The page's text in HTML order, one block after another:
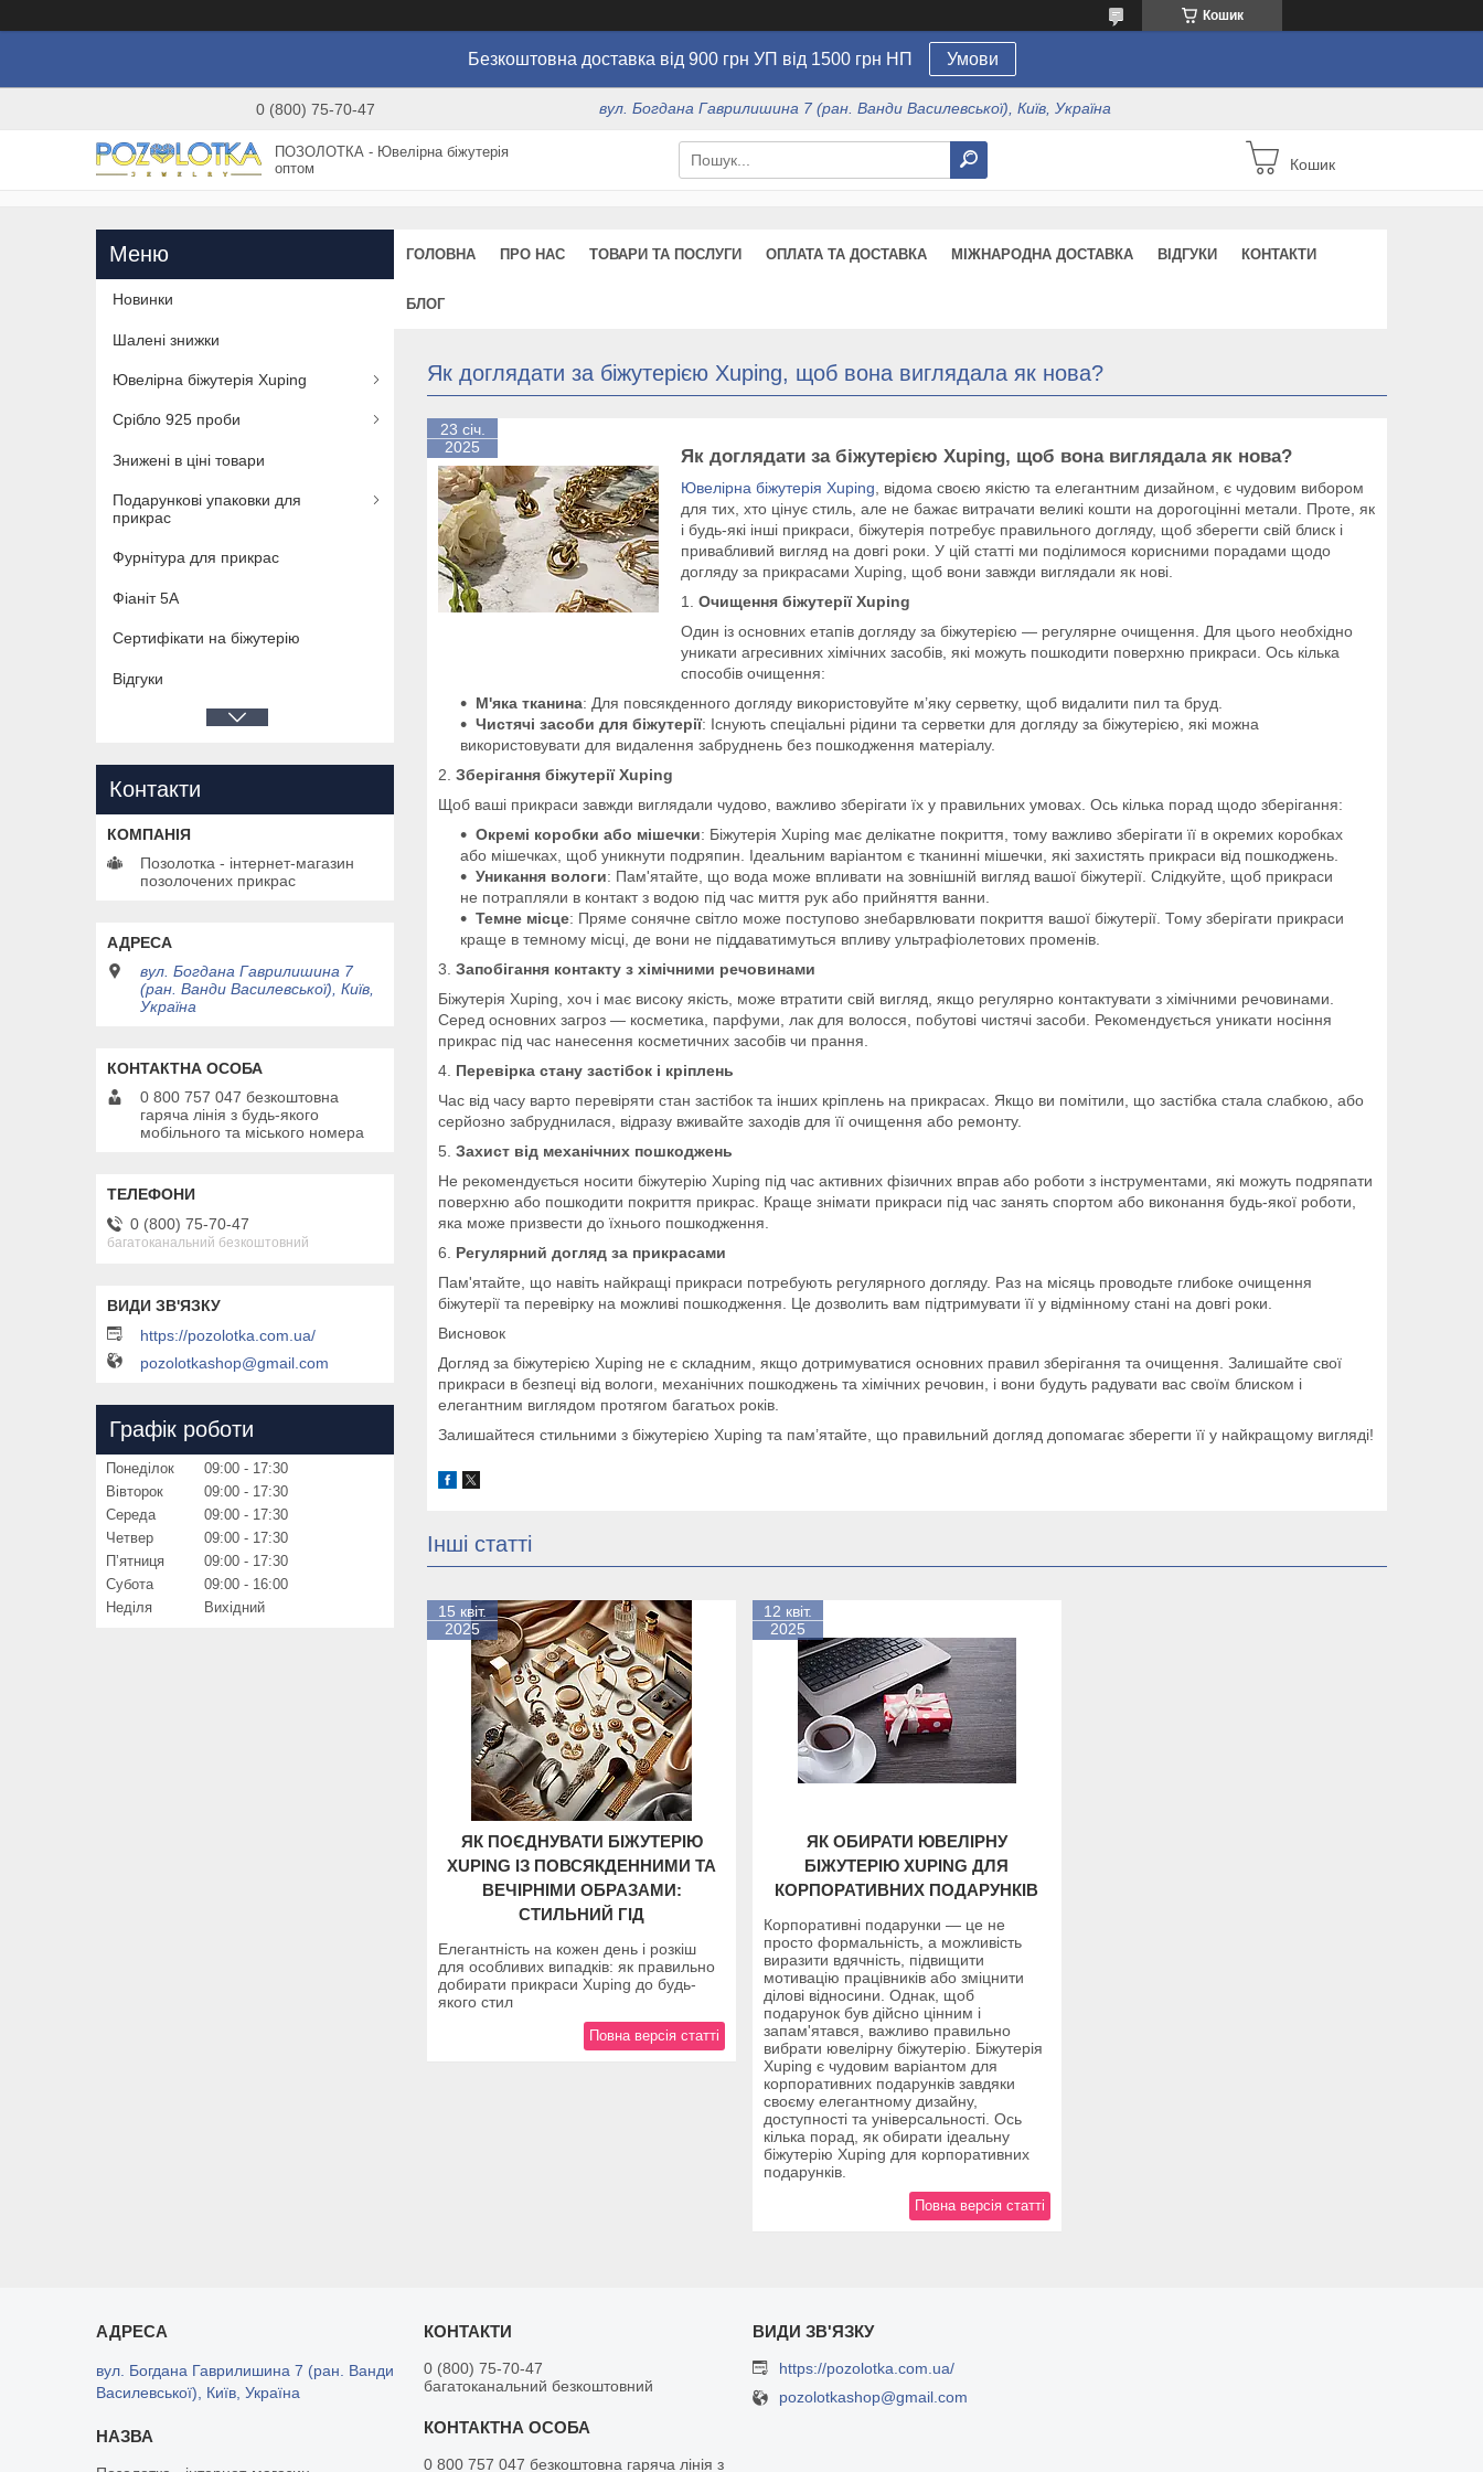
Кошик
Безкоштовна доставка від 900 грн УП від 1500 грн НП Умови
0 (800) 75-70-47 вул. Богдана Гаврилишина 7 (ран. Ванди Василевської), Київ, Україна
ПОЗОЛОТКА - Ювелірна біжутерія
оптом
Кошик
ГОЛОВНА ПРО НАС ТОВАРИ ТА ПОСЛУГИ ОПЛАТА ТА ДОСТАВКА МІЖНАРОДНА ДОСТАВКА ВІДГУКИ КОНТАКТИ
БЛОГ
Як доглядати за біжутерією Xuping, щоб вона виглядала як нова?
23 січ.
2025
Як доглядати за біжутерією Xuping, щоб вона виглядала як нова?
Ювелірна біжутерія Xuping , відома своєю якістю та елегантним дизайном, є чудовим вибором
для тих, хто цінує стиль, але не бажає витрачати великі кошти на дорогоцінні метали. Проте, як
і будь-які інші прикраси, біжутерія потребує правильного догляду, щоб зберегти свій блиск і
привабливий вигляд на довгі роки. У цій статті ми поділимося корисними порадами щодо
догляду за прикрасами Xuping, щоб вони завжди виглядали як нові.
1. Очищення біжутерії Xuping
Один із основних етапів догляду за біжутерією — регулярне очищення. Для цього необхідно
уникати агресивних хімічних засобів, які можуть пошкодити поверхню прикраси. Ось кілька
способів очищення:
М'яка тканина: Для повсякденного догляду використовуйте м’яку серветку, щоб видалити пил та бруд.
Чистячі засоби для біжутерії: Існують спеціальні рідини та серветки для догляду за біжутерією, які можна
використовувати для видалення забруднень без пошкодження матеріалу.
2. Зберігання біжутерії Xuping
Щоб ваші прикраси завжди виглядали чудово, важливо зберігати їх у правильних умовах. Ось кілька порад щодо зберігання:
Окремі коробки або мішечки: Біжутерія Xuping має делікатне покриття, тому важливо зберігати її в окремих коробках
або мішечках, щоб уникнути подряпин. Ідеальним варіантом є тканинні мішечки, які захистять прикраси від пошкоджень.
Уникання вологи: Пам'ятайте, що вода може впливати на зовнішній вигляд вашої біжутерії. Слідкуйте, щоб прикраси
не потрапляли в контакт з водою під час миття рук або прийняття ванни.
Темне місце: Пряме сонячне світло може поступово знебарвлювати покриття вашої біжутерії. Тому зберігати прикраси
краще в темному місці, де вони не піддаватимуться впливу ультрафіолетових променів.
3. Запобігання контакту з хімічними речовинами
Біжутерія Xuping, хоч і має високу якість, може втратити свій вигляд, якщо регулярно контактувати з хімічними речовинами.
Серед основних загроз — косметика, парфуми, лак для волосся, побутові чистячі засоби. Рекомендується уникати носіння
прикрас під час нанесення косметичних засобів чи прання.
4. Перевірка стану застібок і кріплень
Час від часу варто перевіряти стан застібок та інших кріплень на прикрасах. Якщо ви помітили, що застібка стала слабкою, або
серйозно забруднилася, відразу вживайте заходів для її очищення або ремонту.
5. Захист від механічних пошкоджень
Не рекомендується носити біжутерію Xuping під час активних фізичних вправ або роботи з інструментами, які можуть подряпати
поверхню або пошкодити покриття прикрас. Краще знімати прикраси під час занять спортом або виконання будь-якої роботи,
яка може призвести до їхнього пошкодження.
6. Регулярний догляд за прикрасами
Пам'ятайте, що навіть найкращі прикраси потребують регулярного догляду. Раз на місяць проводьте глибоке очищення
біжутерії та перевірку на можливі пошкодження. Це дозволить вам підтримувати її у відмінному стані на довгі роки.
Висновок
Догляд за біжутерією Xuping не є складним, якщо дотримуватися основних правил зберігання та очищення. Залишайте свої
прикраси в безпеці від вологи, механічних пошкоджень та хімічних речовин, і вони будуть радувати вас своїм блиском і
елегантним виглядом протягом багатьох років.
Залишайтеся стильними з біжутерією Xuping та пам’ятайте, що правильний догляд допомагає зберегти її у найкращому вигляді!
Інші статті
15 квіт.
2025
ЯК ПОЄДНУВАТИ БІЖУТЕРІЮ
XUPING ІЗ ПОВСЯКДЕННИМИ ТА
ВЕЧІРНІМИ ОБРАЗАМИ:
СТИЛЬНИЙ ГІД
Елегантність на кожен день і розкіш
для особливих випадків: як правильно
добирати прикраси Xuping до будь-
якого стил
Повна версія статті
12 квіт.
2025
ЯК ОБИРАТИ ЮВЕЛІРНУ
БІЖУТЕРІЮ XUPING ДЛЯ
КОРПОРАТИВНИХ ПОДАРУНКІВ
Корпоративні подарунки — це не
просто формальність, а можливість
виразити вдячність, підвищити
мотивацію працівників або зміцнити
ділові відносини. Однак, щоб
подарунок був дійсно цінним і
запам'ятався, важливо правильно
вибрати ювелірну біжутерію. Біжутерія
Xuping є чудовим варіантом для
корпоративних подарунків завдяки
своєму елегантному дизайну,
доступності та універсальності. Ось
кілька порад, як обирати ідеальну
біжутерію Xuping для корпоративних
подарунків.
Повна версія статті
Новинки
Шалені знижки
Ювелірна біжутерія Xuping
Срібло 925 проби
Знижені в ціні товари
Подарункові упаковки для
прикрас
Фурнітура для прикрас
Фіаніт 5А
Сертифікати на біжутерію
Відгуки
Контакти
Позолотка - інтернет-магазин
позолочених прикрас
вул. Богдана Гаврилишина 7
(ран. Ванди Василевської), Київ,
Україна
0 800 757 047 безкоштовна
гаряча лінія з будь-якого
мобільного та міського номера
0 (800) 75-70-47
багатоканальний безкоштовний
https://pozolotka.com.ua/
pozolotkashop@gmail.com
Графік роботи
Понеділок 09:00
17:30
Вівторок
09:00
17:30
Середа
09:00
17:30
Четвер
09:00
17:30
Пʼятниця
09:00
17:30
Субота
09:00
16:00
Неділя
Вихідний
вул. Богдана Гаврилишина 7 (ран. Ванди
Василевської), Київ, Україна
0 (800) 75-70-47
багатоканальний безкоштовний
0 800 757 047 безкоштовна гаряча лінія з
https://pozolotka.com.ua/
pozolotkashop@gmail.com